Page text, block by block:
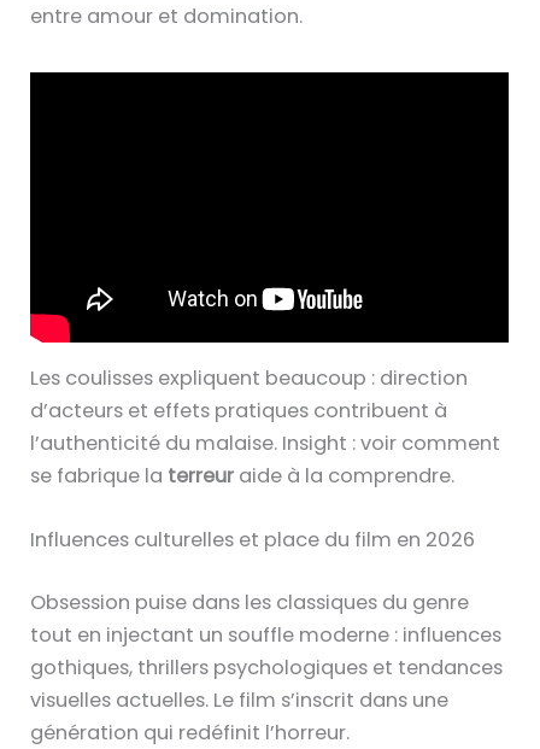
entre amour et domination.
Les coulisses expliquent beaucoup : direction
d’acteurs et effets pratiques contribuent à
l’authenticité du malaise. Insight : voir comment
se fabrique la terreur aide à la comprendre.
Influences culturelles et place du film en 2026
Obsession puise dans les classiques du genre
tout en injectant un souffle moderne : influences
gothiques, thrillers psychologiques et tendances
visuelles actuelles. Le film s’inscrit dans une
génération qui redéfinit l’horreur.